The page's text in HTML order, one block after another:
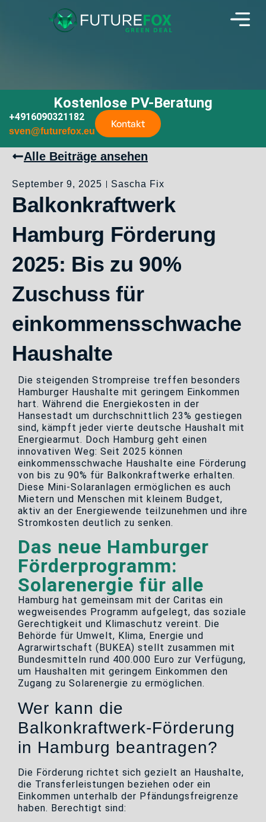
Alle Beiträge ansehen
September 9, 2025 Sascha Fix
Balkonkraftwerk
Hamburg Förderung
2025: Bis zu 90%
Zuschuss für
einkommensschwache
Haushalte
Die steigenden Strompreise treffen besonders
Hamburger Haushalte mit geringem Einkommen
hart. Während die Energiekosten in der
Hansestadt um durchschnittlich 23% gestiegen
sind, kämpft jeder vierte deutsche Haushalt mit
Energiearmut. Doch Hamburg geht einen
innovativen Weg: Seit 2025 können
einkommensschwache Haushalte eine Förderung
von bis zu 90% für Balkonkraftwerke erhalten.
Diese Mini-Solaranlagen ermöglichen es auch
Mietern und Menschen mit kleinem Budget,
aktiv an der Energiewende teilzunehmen und ihre
Stromkosten deutlich zu senken.
Das neue Hamburger
Förderprogramm:
Solarenergie für alle
Hamburg hat gemeinsam mit der Caritas ein
wegweisendes Programm aufgelegt, das soziale
Gerechtigkeit und Klimaschutz vereint. Die
Behörde für Umwelt, Klima, Energie und
Agrarwirtschaft (BUKEA) stellt zusammen mit
Bundesmitteln rund 400.000 Euro zur Verfügung,
um Haushalten mit geringem Einkommen den
Zugang zu Solarenergie zu ermöglichen.
Wer kann die
Balkonkraftwerk-Förderung
in Hamburg beantragen?
Die Förderung richtet sich gezielt an Haushalte,
die Transferleistungen beziehen oder ein
Einkommen unterhalb der Pfändungsfreigrenze
haben. Berechtigt sind:
Kostenlose PV-Beratung
+4916090321182
sven@futurefox.eu
Kontakt